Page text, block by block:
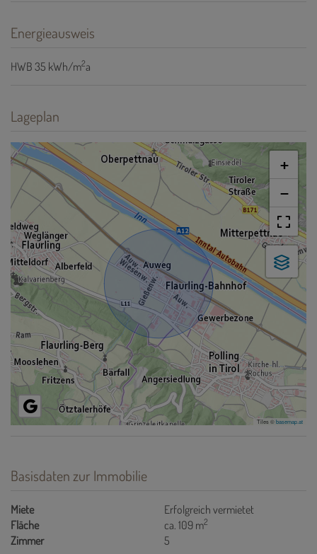
Energieausweis
HWB 35 kWh/m2a
Lageplan
+
−
Tiles ©basemap.at
Basisdaten zur Immobilie
Miete
Erfolgreich vermietet
Fläche
ca. 109 m2
Zimmer 5